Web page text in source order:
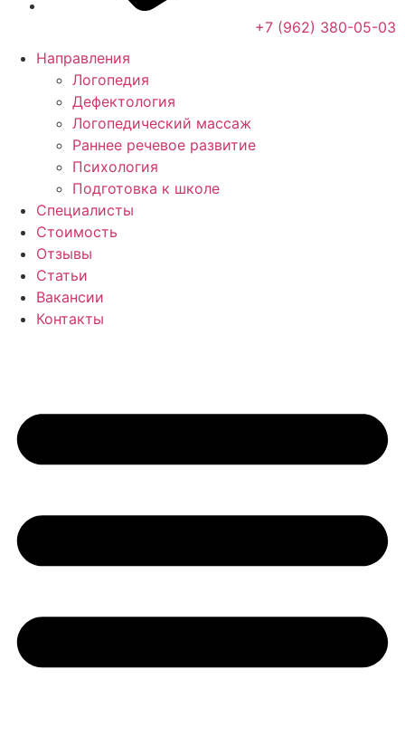
+7 (962) 380-05-03
Направления
Логопедия
Дефектология
Логопедический массаж
Раннее речевое развитие
Психология
Подготовка к школе
Специалисты
Стоимость
Отзывы
Статьи
Вакансии
Контакты